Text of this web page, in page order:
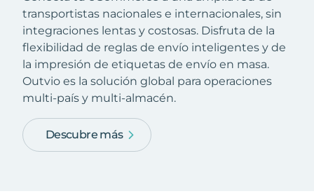
transportistas nacionales e internacionales, sin
integraciones lentas y costosas. Disfruta de la
flexibilidad de reglas de envío inteligentes y de
la impresión de etiquetas de envío en masa.
Outvio es la solución global para operaciones
multi-país y multi-almacén.
Descubre más